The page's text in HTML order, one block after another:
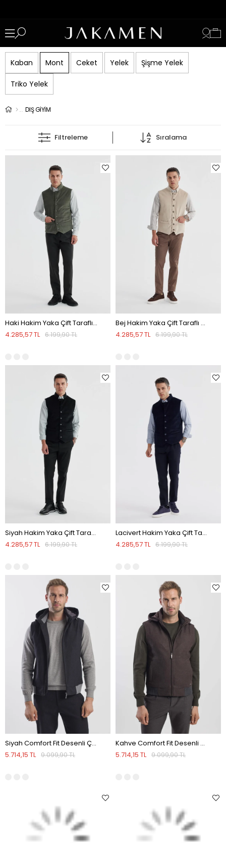
Kaban Mont Ceket Yelek Şişme Yelek
Triko Yelek
DIŞ GİYİM
Filtreleme Sıralama
Haki Hakim Yaka Çift Taraflı Slim Fit Yelek
4.285,57 TL 6.199,90 TL
Bej Hakim Yaka Çift Taraflı Slim Fit Yelek
4.285,57 TL 6.199,90 TL
Siyah Hakim Yaka Çift Taraflı Slim Fit Yelek
4.285,57 TL 6.199,90 TL
Lacivert Hakim Yaka Çift Taraflı Slim Fit Yelek
4.285,57 TL 6.199,90 TL
Siyah Comfort Fit Desenli Çıkarılabilir Kapüşonlu Yelek
5.714,15 TL 9.099,90 TL
Kahve Comfort Fit Desenli Çıkarılabilir Kapüşonlu Yelek
5.714,15 TL 9.099,90 TL